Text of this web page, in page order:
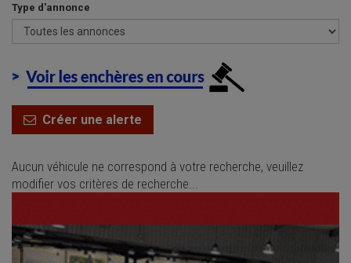
Type d'annonce
Créer une alerte
Aucun véhicule ne correspond à votre recherche, veuillez
modifier vos critères de recherche...